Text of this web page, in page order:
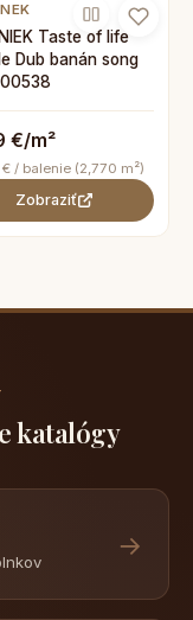
Taste of life
Dub banán song
€/m²
€ / balenie (2,770 m²)
Zobraziť
katalógy
→